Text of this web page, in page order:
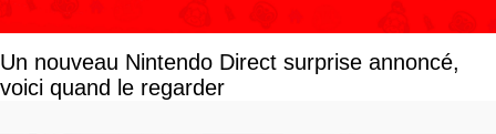
Un nouveau Nintendo Direct surprise annoncé,
voici quand le regarder